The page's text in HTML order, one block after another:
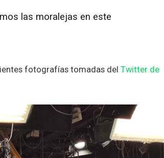
las moralejas en este
fotografías tomadas del Twitter de